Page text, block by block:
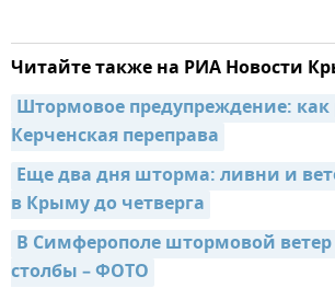
Читайте также на РИА Новости
Штормовое предупреждение: как
Керченская переправа
Еще два дня шторма: ливни и
в Крыму до четверга
В Симферополе штормовой ветер
столбы – ФОТО